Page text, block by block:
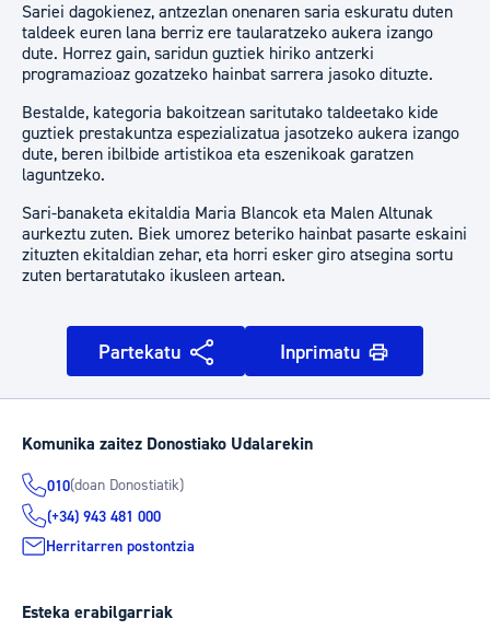
Sariei dagokienez, antzezlan onenaren saria eskuratu duten
taldeek euren lana berriz ere taularatzeko aukera izango
dute. Horrez gain, saridun guztiek hiriko antzerki
programazioaz gozatzeko hainbat sarrera jasoko dituzte.
Bestalde, kategoria bakoitzean saritutako taldeetako kide
guztiek prestakuntza espezializatua jasotzeko aukera izango
dute, beren ibilbide artistikoa eta eszenikoak garatzen
laguntzeko.
Sari-banaketa ekitaldia Maria Blancok eta Malen Altunak
aurkeztu zuten. Biek umorez beteriko hainbat pasarte eskaini
zituzten ekitaldian zehar, eta horri esker giro atsegina sortu
zuten bertaratutako ikusleen artean.
Partekatu Inprimatu
Komunika zaitez Donostiako Udalarekin
010(doan Donostiatik)
(+34) 943 481 000
Herritarren postontzia
Esteka erabilgarriak